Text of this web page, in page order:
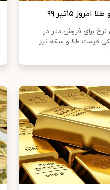
۱۵تیر ۹۹
نرخ برای فروش دلار در
قیمت طلا و سکه نیز